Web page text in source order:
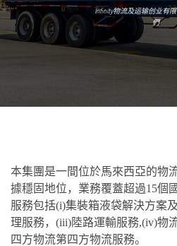
Infinity物流及运输创业有
們
本集團是一間位於馬來西亞的物
據穩固地位，業務覆蓋超過15個
服務包括(i)集裝箱液袋解決方案
理服務，(iii)陸路運輸服務,(iv)物
四方物流第四方物流服務。